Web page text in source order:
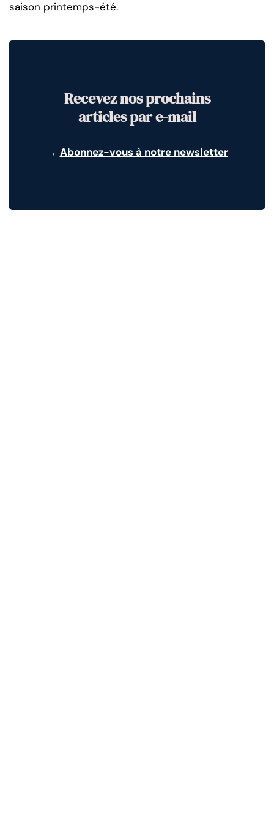
saison printemps-été.
Recevez nos prochains
articles par e-mail
→ Abonnez-vous à notre newsletter